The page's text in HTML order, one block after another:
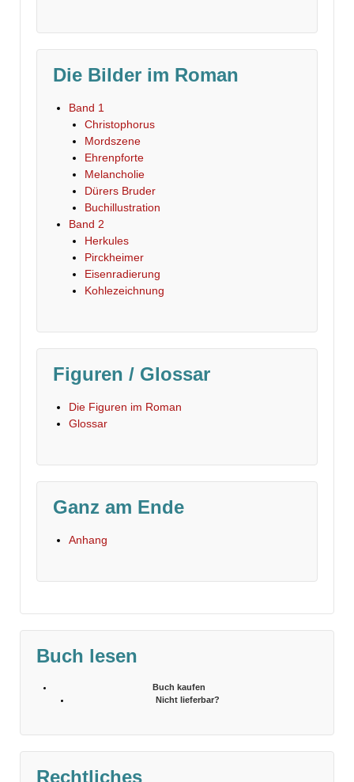
Die Bilder im Roman
Band 1
Christophorus
Mordszene
Ehrenpforte
Melancholie
Dürers Bruder
Buchillustration
Band 2
Herkules
Pirckheimer
Eisenradierung
Kohlezeichnung
Figuren / Glossar
Die Figuren im Roman
Glossar
Ganz am Ende
Anhang
Buch lesen
Buch kaufen
Nicht lieferbar?
Rechtliches